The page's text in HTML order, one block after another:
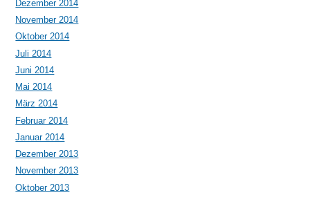
Dezember 2014
November 2014
Oktober 2014
Juli 2014
Juni 2014
Mai 2014
März 2014
Februar 2014
Januar 2014
Dezember 2013
November 2013
Oktober 2013